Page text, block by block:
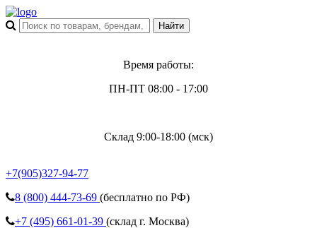
Время работы:
ПН-ПТ 08:00 - 17:00
Склад 9:00-18:00 (мск)
+7(905)327-94-77
8 (800) 444-73-69 (бесплатно по РФ)
+7 (495) 661-01-39 (склад г. Москва)